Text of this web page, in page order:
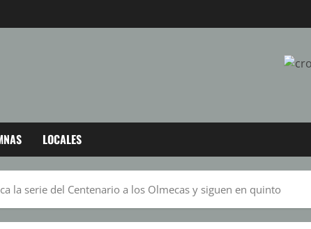
LOCALES
la serie del Centenario a los Olmecas y siguen en quinto